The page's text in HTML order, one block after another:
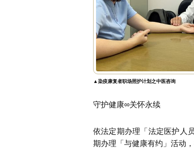
▲染疫康复者职场照护计划之中医咨询
守护健康∞关怀永续
依法定期办理「法定医护人
期办理「与健康有约」活动